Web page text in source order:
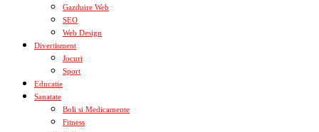
Gazduire Web
SEO
Web Design
Divertisment
Jocuri
Sport
Educatie
Sanatate
Boli si Medicamente
Fitness